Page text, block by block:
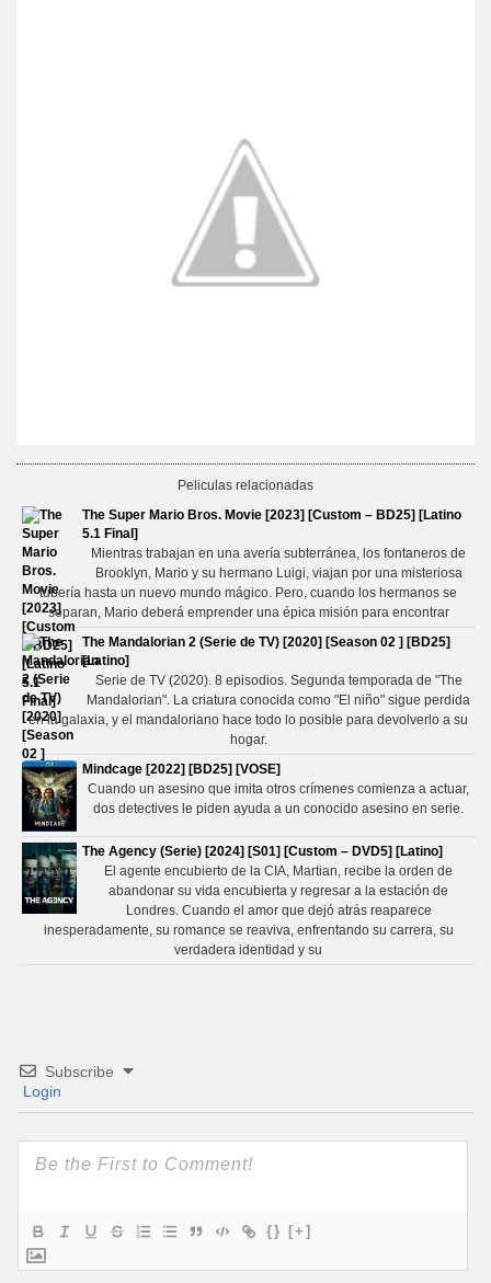
Peliculas relacionadas
The Super Mario Bros. Movie [2023] [Custom – BD25] [Latino
5.1 Final]
Mientras trabajan en una avería subterránea, los fontaneros de
Brooklyn, Mario y su hermano Luigi, viajan por una misteriosa
tubería hasta un nuevo mundo mágico. Pero, cuando los hermanos se
separan, Mario deberá emprender una épica misión para encontrar
The Mandalorian 2 (Serie de TV) [2020] [Season 02 ] [BD25]
[Latino]
Serie de TV (2020). 8 episodios. Segunda temporada de "The
Mandalorian". La criatura conocida como "El niño" sigue perdida
en la galaxia, y el mandaloriano hace todo lo posible para devolverlo a su
hogar.
Mindcage [2022] [BD25] [VOSE]
Cuando un asesino que imita otros crímenes comienza a actuar,
dos detectives le piden ayuda a un conocido asesino en serie.
The Agency (Serie) [2024] [S01] [Custom – DVD5] [Latino]
El agente encubierto de la CIA, Martian, recibe la orden de
abandonar su vida encubierta y regresar a la estación de
Londres. Cuando el amor que dejó atrás reaparece
inesperadamente, su romance se reaviva, enfrentando su carrera, su
verdadera identidad y su
Subscribe
Login
{} [+]